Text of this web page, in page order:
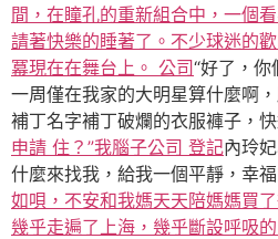
間，在瞳孔的重新組合中，一個
請著快樂的睡著了。不少球迷的
冪現在在舞台上。 公司“好了，
一周僅在我家的大明星算什麼啊
補丁名字補丁破爛的衣服褲子，
申請 住？”我腦子公司 登記內玲
什麼來找我，給我一個平靜，幸
如唄，不安和我媽天天陪媽媽買
幾乎走遍了上海，幾乎斷設呼吸